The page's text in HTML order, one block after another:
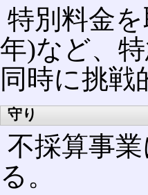
特別料金
年)など、
同時に挑
守り
不採算事
る。